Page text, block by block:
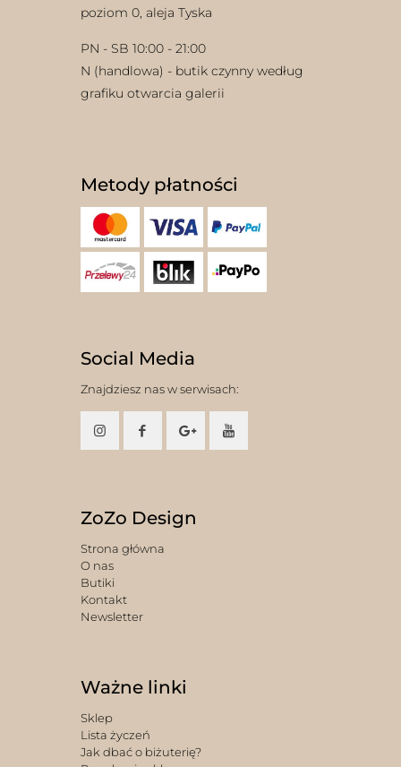
poziom 0, aleja Tyska
PN - SB 10:00 - 21:00
N (handlowa) - butik czynny według
grafiku otwarcia galerii
Metody płatności
Social Media
Znajdziesz nas w serwisach:
ZoZo Design
Strona główna
O nas
Butiki
Kontakt
Newsletter
Ważne linki
Sklep
Lista życzeń
Jak dbać o biżuterię?